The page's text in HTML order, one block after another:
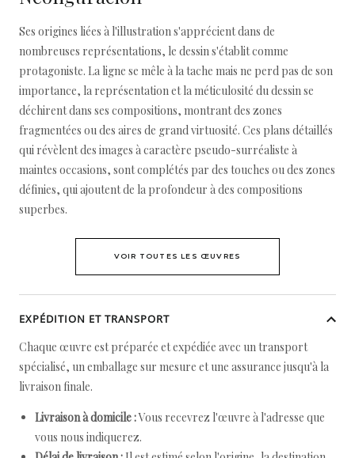
Ses origines liées à l'illustration s'apprécient dans de
nombreuses représentations, le dessin s'établit comme
protagoniste. La ligne se mêle à la tache mais ne perd pas de son
importance, la représentation et la méticulosité du dessin se
déchirent dans ses compositions, montrant des zones
fragmentées ou des aires de grand virtuosité. Ces plans détaillés
qui révèlent des images à caractère pseudo-surréaliste à
maintes occasions, sont complétés par des touches ou des zones
définies, qui ajoutent de la profondeur à des compositions
superbes.
VOIR TOUTES LES ŒUVRES
EXPÉDITION ET TRANSPORT
Chaque œuvre est préparée et expédiée avec un transport
spécialisé, un emballage sur mesure et une assurance jusqu'à la
livraison finale.
Livraison à domicile :Vous recevrez l'œuvre à l'adresse que
vous nous indiquerez.